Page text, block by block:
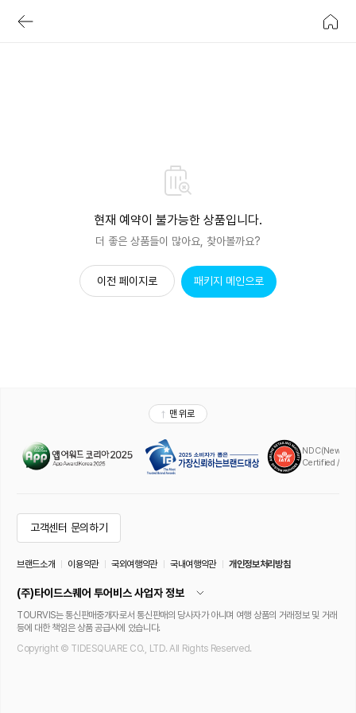
현재 예약이 불가능한 상품입니다.
더 좋은 상품들이 많아요, 찾아볼까요?
이전 페이지로 패키지 메인으로